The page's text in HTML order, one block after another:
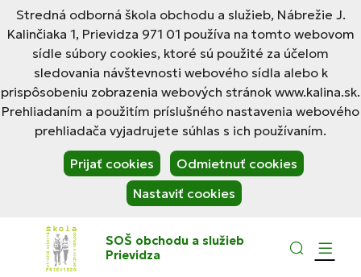
Stredná odborná škola obchodu a služieb, Nábrežie J.
Kalinčiaka 1, Prievidza 971 01 používa na tomto webovom
sídle súbory cookies, ktoré sú použité za účelom
sledovania návštevnosti webového sídla alebo k
prispôsobeniu zobrazenia webových stránok www.kalina.sk.
Prehliadaním a použitím príslušného nastavenia webového
prehliadača vyjadrujete súhlas s ich používaním.
Prijať cookies
Odmietnuť cookies
Nastaviť cookies
SOŠ obchodu a služieb
Prievidza